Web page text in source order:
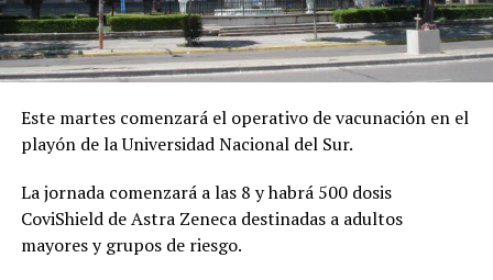
Este martes comenzará el operativo de vacunación en el
playón de la Universidad Nacional del Sur.
La jornada comenzará a las 8 y habrá 500 dosis
CoviShield de Astra Zeneca destinadas a adultos
mayores y grupos de riesgo.